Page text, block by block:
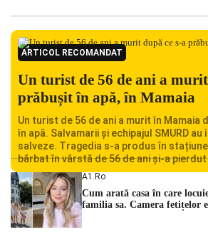
ARTICOL RECOMANDAT
Un turist de 56 de ani a murit
prăbușit în apă, în Mamaia
Un turist de 56 de ani a murit în Mamaia
în apă. Salvamarii și echipajul SMURD au
salveze. Tragedia s-a produs în
bărbat în vârstă de 56 de ani și-a
făcut rău în timp ce se afla în […]
A1.ro
Cum arată casa în care
familia sa. Camera fetițelor